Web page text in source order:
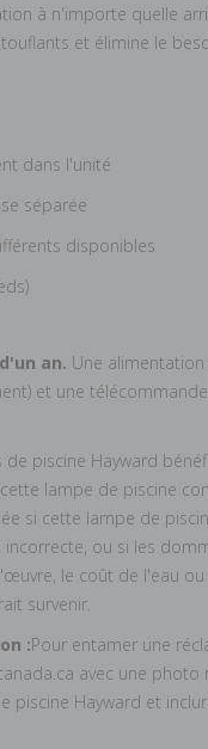
à n'importe quelle
et élimine le
dans l'unité
séparée
disponibles
an. Une
et une
de piscine Hayward
lampe de piscine
si cette lampe de
ou si les
le coût de l'eau
survenir.
:Pour entamer une
avec une photo
piscine Hayward et